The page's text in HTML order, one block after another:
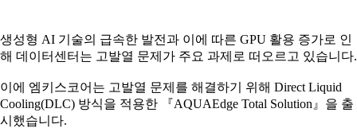
생성형 AI 기술의 급속한 발전과 이에 따른 GPU 활용 증가로 인
해 데이터센터는 고발열 문제가 주요 과제로 떠오르고 있습니다.
이에 엠키스코어는 고발열 문제를 해결하기 위해 Direct Liquid
Cooling(DLC) 방식을 적용한 『AQUAEdge Total Solution』을 출
시했습니다.